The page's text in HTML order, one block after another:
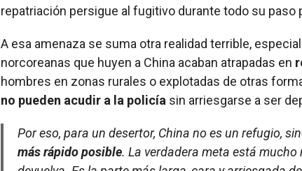
repatriación persigue al fugitivo durante todo su paso
A esa amenaza se suma otra realidad terrible,
norcoreanas que huyen a China acaban atrapadas en
hombres en zonas rurales o explotadas de otras
no pueden acudir a la policía sin arriesgarse a ser
Por eso, para un desertor, China no es un refugio,
más rápido posible. La verdadera meta está